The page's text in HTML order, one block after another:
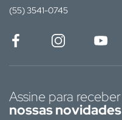
(55) 3541-0745
Assine para receber
nossas novidades